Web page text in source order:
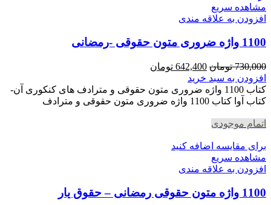
مشاهده سریع
افزودن به علاقه مندی
1100 واژه ضروری متون حقوقی -رمضانی
730,000 تومان قیمت
اصلی
730,000 تومان
بود.
642,400 تومان
642,400 تومان
است.
افزودن به سبد خرید
کتاب 1100 واژه ضروری متون حقوقی و مترادف های کنکوری آن-
کتاب آوا کتاب 1100 واژه ضروری متون حقوقی و مترادف
اتمام موجودی
برای مقایسه اضافه کنید
مشاهده سریع
افزودن به علاقه مندی
1100 واژه متون حقوقی رمضانی – حقوق یار